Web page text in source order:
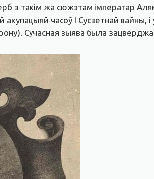
з такім жа сюжэтам імператар
акупацыяй часоў І Сусветнай вайны,
Сучасная выява была